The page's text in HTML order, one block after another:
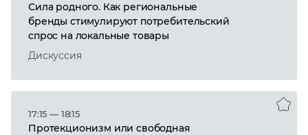
Сила родного. Как региональные
бренды стимулируют потребительский
спрос на локальные товары
Дискуссия
17:15 — 18:15
Протекционизм или свободная